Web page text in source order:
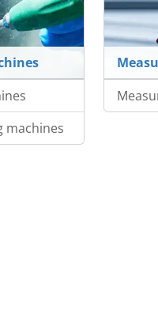
machines